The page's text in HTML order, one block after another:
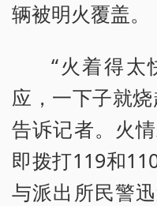
辆被明火覆盖。
“火着得太
应，一下子就
告诉记者。火
即拨打119和
与派出所民警